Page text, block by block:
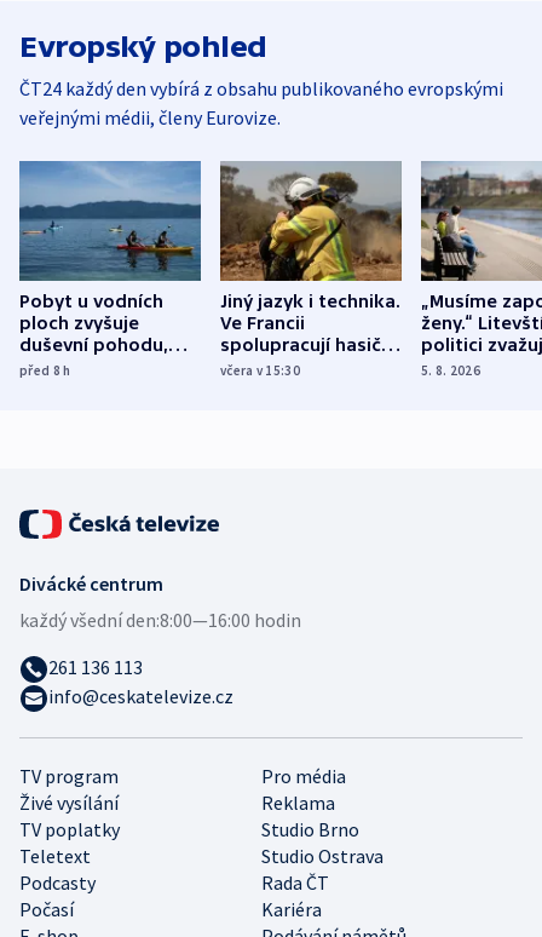
Evropský pohled
ČT24 každý den vybírá z obsahu publikovaného evropskými
veřejnými médii, členy Eurovize.
Pobyt u vodních
ploch zvyšuje
duševní pohodu,
ukázala
před 8h
Jiný jazyk i technika.
Ve Francii
spolupracují hasiči z
různých zemí
včera v 15:30
„Musíme
ženy.“
politici
dohodu o
5. 8. 2026
TV program
Pro média
Živé vysílání
Reklama
TV poplatky
Studio Brno
Teletext
Studio Ostrava
Podcasty
Rada ČT
Počasí
Kariéra
Divácké centrum
každý všední den:8:00—16:00 hodin
261 136 113
info@ceskatelevize.cz